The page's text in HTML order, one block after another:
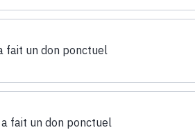
fait un don ponctuel
a fait un don ponctuel